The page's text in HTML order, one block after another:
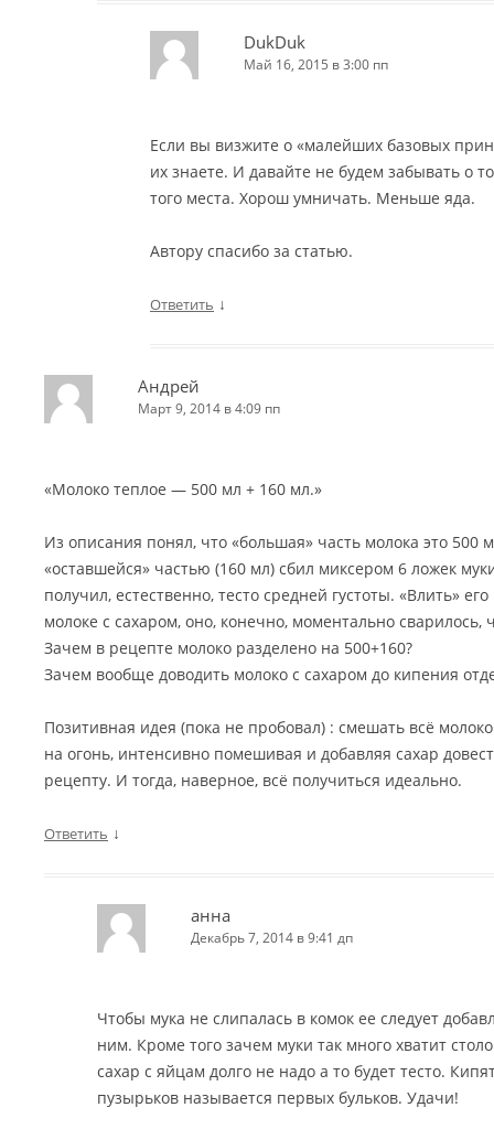
DukDuk
Май 16, 2015 в 3:00 пп
Если вы визжите о «малейших базовых
их знаете. И давайте не будем забывать о
того места. Хорош умничать. Меньше яда.
Автору спасибо за статью.
Ответить ↓
Андрей
Март 9, 2014 в 4:09 пп
«Молоко теплое — 500 мл + 160 мл.»
Из описания понял, что «большая» часть молока это 500
«оставшейся» частью (160 мл) сбил миксером 6 ложек
получил, естественно, тесто средней густоты. «Влить»
молоке с сахаром, оно, конечно, моментально сварилось,
Зачем в рецепте молоко разделено на 500+160?
Зачем вообще доводить молоко с сахаром до кипения
Позитивная идея (пока не пробовал) : смешать всё
на огонь, интенсивно помешивая и добавляя сахар
рецепту. И тогда, наверное, всё получиться идеально.
Ответить ↓
анна
Декабрь 7, 2014 в 9:41 дп
Чтобы мука не слипалась в комок ее следует
ним. Кроме того зачем муки так много хватит
сахар с яйцам долго не надо а то будет тесто.
пузырьков называется первых бульков. Удачи!